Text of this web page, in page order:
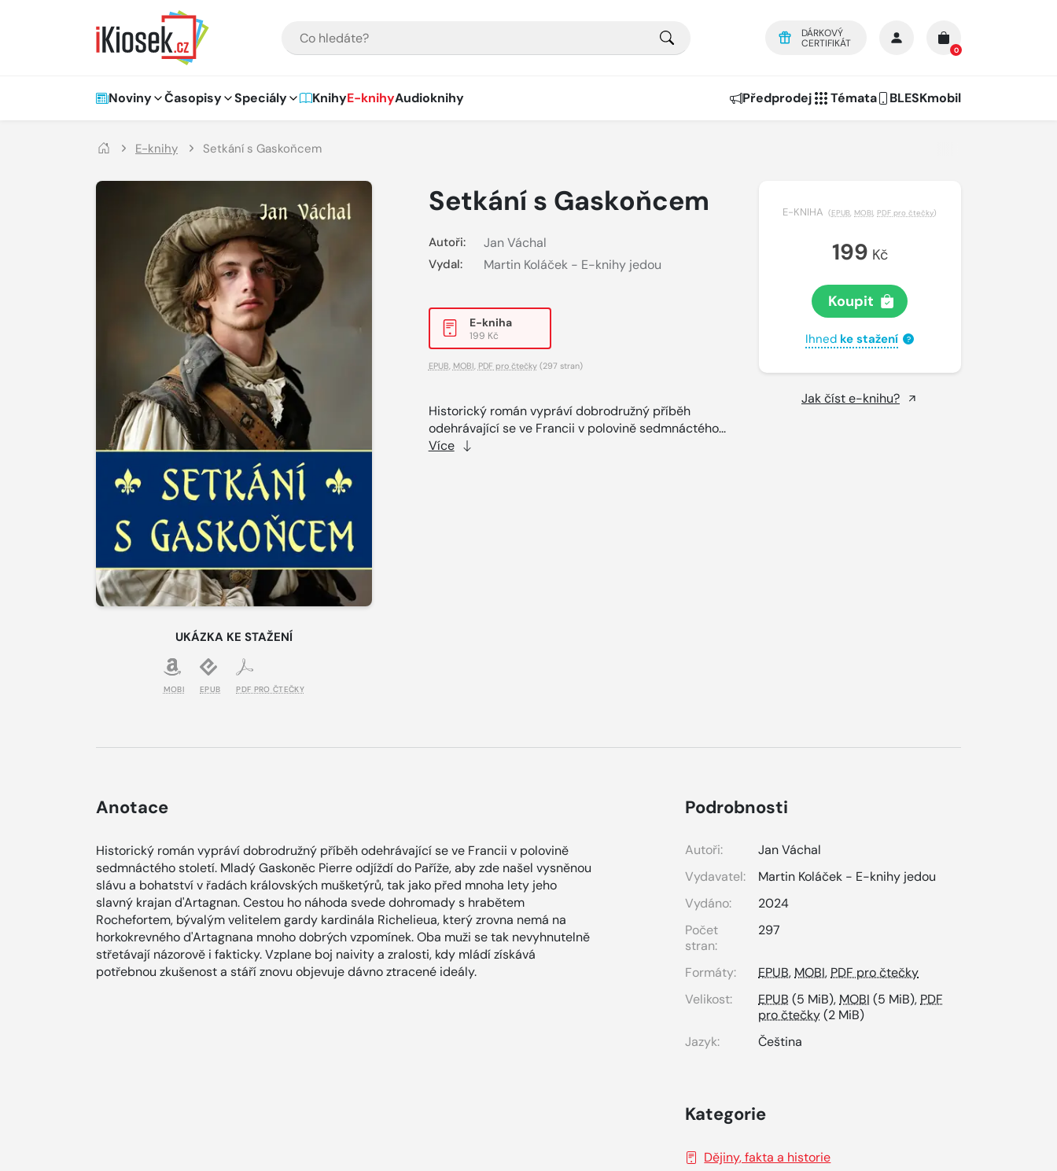
DÁRKOVÝ
CERTIFIKÁT
0
Hlavní navigace
Noviny Časopisy Speciály KnihyE-knihyAudioknihy Předprodej Témata BLESKmobil
E-knihy Setkání s Gaskoňcem
UKÁZKA KE STAŽENÍ
MOBI EPUB PDF PRO ČTEČKY
Setkání s Gaskoňcem
Autoři: Jan Váchal
Vydal: Martin Koláček - E-knihy jedou
E-kniha
199 Kč
EPUB MOBI PDF pro čtečky(297 stran)
Historický román vypráví dobrodružný příběh
odehrávající se ve Francii v polovině sedmnáctého...
Více
E-KNIHA (EPUB, MOBI, PDF pro čtečky)
199 Kč
Koupit
Ihned ke stažení ?
Jak číst e-knihu?
Anotace
Historický román vypráví dobrodružný příběh odehrávající se ve Francii v polovině
sedmnáctého století. Mladý Gaskoněc Pierre odjíždí do Paříže, aby zde našel vysněnou
slávu a bohatství v řadách královských mušketýrů, tak jako před mnoha lety jeho
slavný krajan d'Artagnan. Cestou ho náhoda svede dohromady s hrabětem
Rochefortem, bývalým velitelem gardy kardinála Richelieua, který zrovna nemá na
horkokrevného d'Artagnana mnoho dobrých vzpomínek. Oba muži se tak nevyhnutelně
střetávají názorově i fakticky. Vzplane boj naivity a zralosti, kdy mládí získává
potřebnou zkušenost a stáří znovu objevuje dávno ztracené ideály.
Podrobnosti
Autoři:
Jan Váchal
Vydavatel:
Martin Koláček - E-knihy jedou
Vydáno:
2024
Počet
stran:
297
Formáty: EPUB, MOBI, PDF pro čtečky
Velikost:
EPUB (5 MiB), MOBI (5 MiB), PDF
pro čtečky(2 MiB)
Jazyk:
Čeština
Kategorie
Dějiny, fakta a historie